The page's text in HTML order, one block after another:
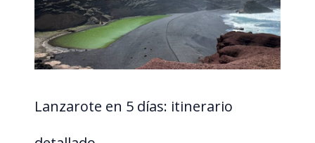
Lanzarote en 5 días: itinerario